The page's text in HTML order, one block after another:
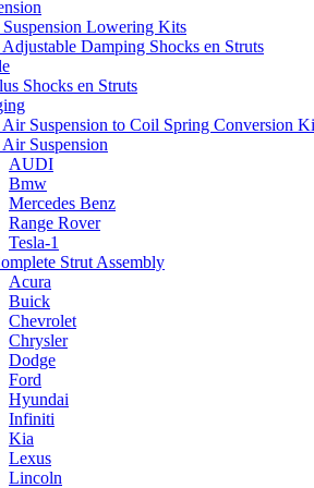
Lowering Kits
Damping Shocks en Struts
Shocks en Struts
Suspension to Coil Spring Conversion
Suspension
AUDI
Bmw
Mercedes Benz
Range Rover
Tesla-1
Strut Assembly
Acura
Buick
Chevrolet
Chrysler
Dodge
Ford
Hyundai
Infiniti
Kia
Lexus
Lincoln